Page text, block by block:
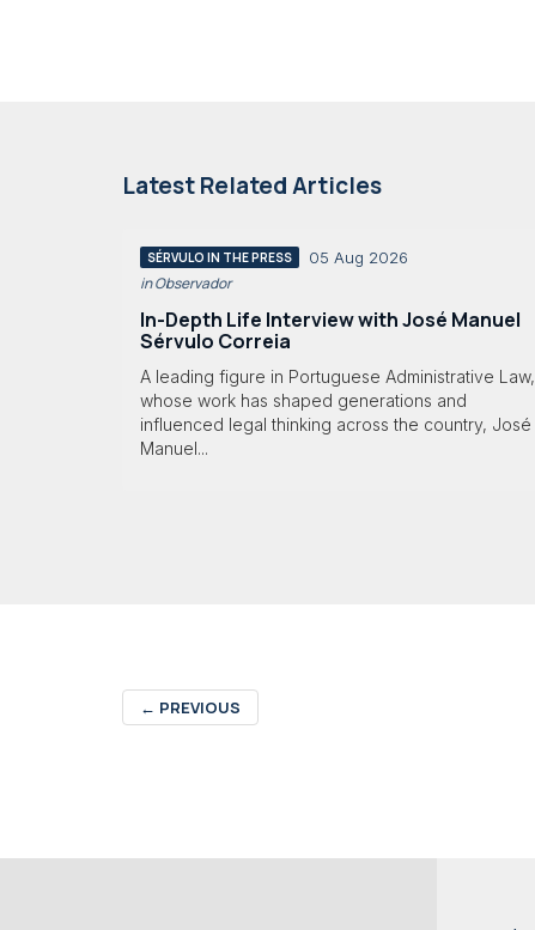
Latest Related Articles
SÉRVULO IN THE PRESS 05 Aug 2026
in Observador
In-Depth Life Interview with José Manuel
Sérvulo Correia
A leading figure in Portuguese Administrative Law,
whose work has shaped generations and
influenced legal thinking across the country, José
Manuel...
← PREVIOUS